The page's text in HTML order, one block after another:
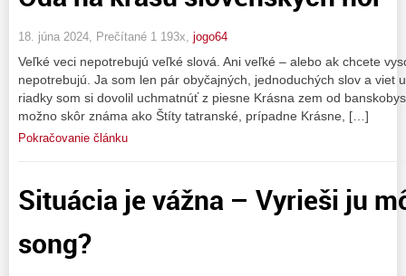
18. júna 2024, Prečítané 1 193x, jogo64
Veľké veci nepotrebujú veľké slová. Ani veľké – alebo ak chcete
nepotrebujú. Ja som len pár obyčajných, jednoduchých slov a viet
riadky som si dovolil uchmatnúť z piesne Krásna zem od
možno skôr známa ako Štíty tatranské, prípadne Krásne, […]
Pokračovanie článku
Situácia je vážna – Vyrieši ju
song?